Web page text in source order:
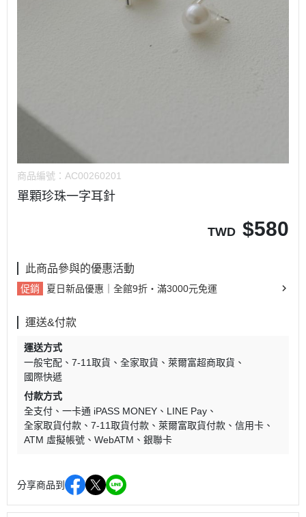
商品編號： AC00260201
單顆珍珠一字耳針
TWD $580
此商品參與的優惠活動
促銷 夏日新品優惠｜全館9折・滿3000元免運
運送&付款
運送方式
一般宅配
7-11取貨 全家取貨
萊爾富超商取貨
國際快遞
付款方式
全支付
一卡通 iPASS MONEY
LINE Pay
全家取貨付款
7-11取貨付款 萊爾富取貨付款
信用卡
ATM 虛擬帳號
WebATM 銀聯卡
分享商品到